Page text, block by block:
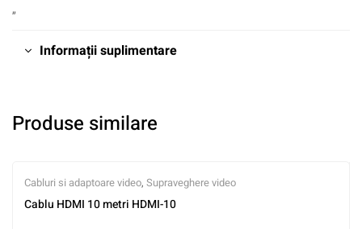
„
Informații suplimentare
Produse similare
Cabluri si adaptoare video, Supraveghere video
Cablu HDMI 10 metri HDMI-10